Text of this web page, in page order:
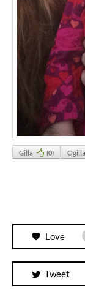
Gilla (0) Ogilla
Love
Tweet